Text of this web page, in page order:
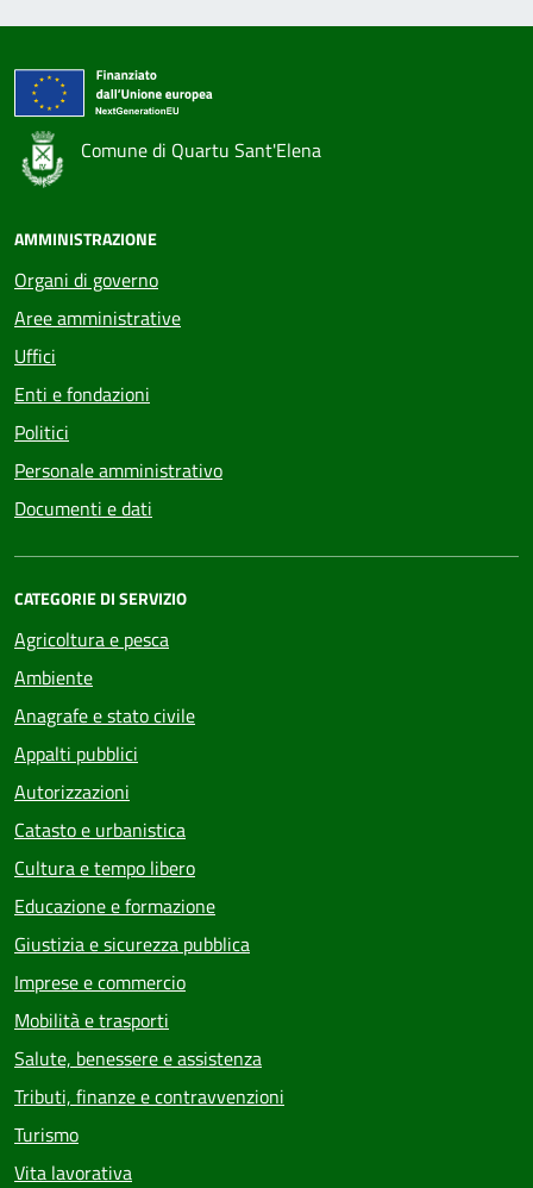
Comune di Quartu Sant'Elena
AMMINISTRAZIONE
Organi di governo
Aree amministrative
Uffici
Enti e fondazioni
Politici
Personale amministrativo
Documenti e dati
CATEGORIE DI SERVIZIO
Agricoltura e pesca
Ambiente
Anagrafe e stato civile
Appalti pubblici
Autorizzazioni
Catasto e urbanistica
Cultura e tempo libero
Educazione e formazione
Giustizia e sicurezza pubblica
Imprese e commercio
Mobilità e trasporti
Salute, benessere e assistenza
Tributi, finanze e contravvenzioni
Turismo
Vita lavorativa